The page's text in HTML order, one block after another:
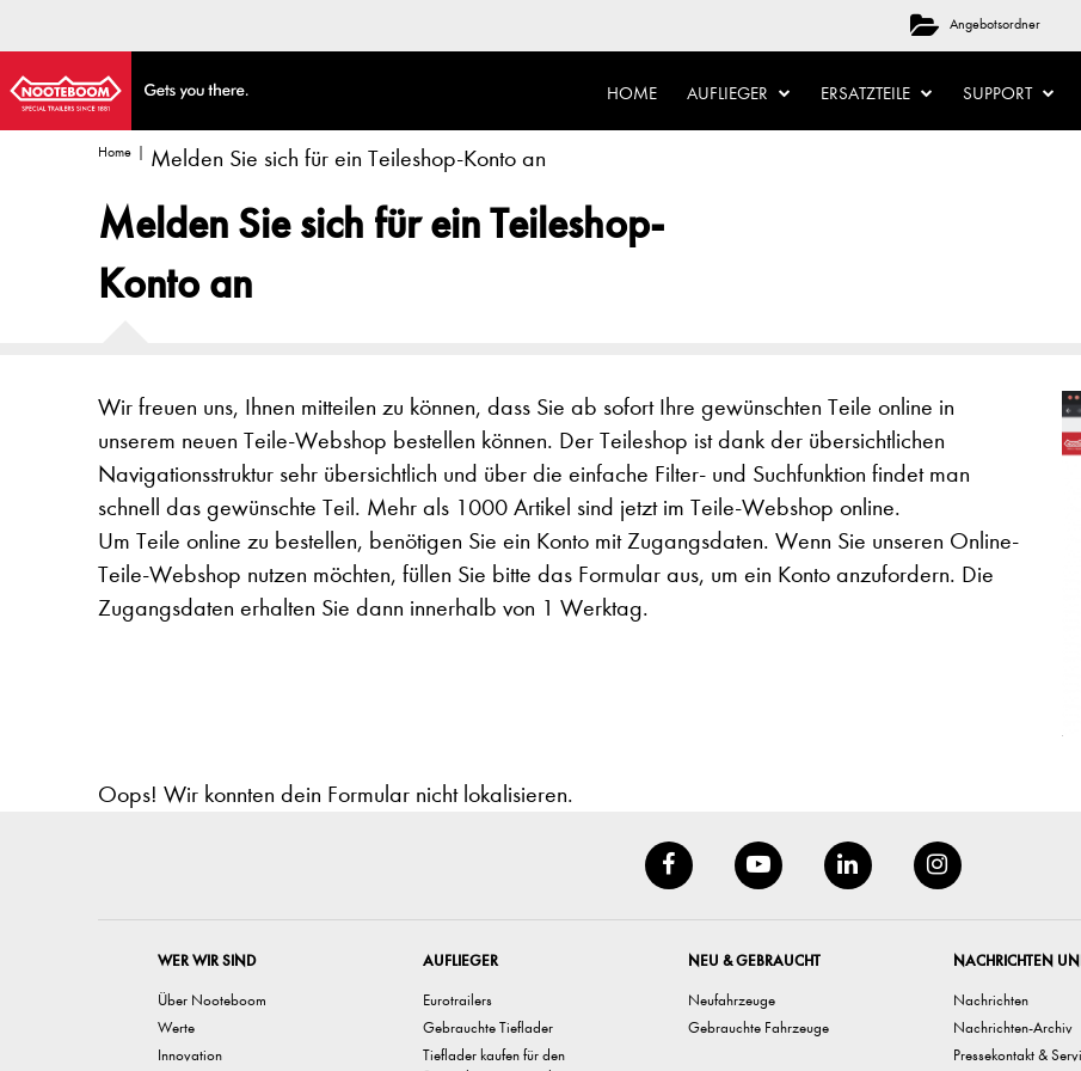
Angebotsordner
HOME AUFLIEGER ERSATZTEILE SUPPORT
Home Melden Sie sich für ein Teileshop-Konto an
Melden Sie sich für ein Teileshop-
Konto an
Wir freuen uns, Ihnen mitteilen zu können, dass Sie ab sofort Ihre gewünschten Teile online in
unserem neuen Teile-Webshop bestellen können. Der Teileshop ist dank der übersichtlichen
Navigationsstruktur sehr übersichtlich und über die einfache Filter- und Suchfunktion findet man
schnell das gewünschte Teil. Mehr als 1000 Artikel sind jetzt im Teile-Webshop online.
Um Teile online zu bestellen, benötigen Sie ein Konto mit Zugangsdaten. Wenn Sie unseren Online-
Teile-Webshop nutzen möchten, füllen Sie bitte das Formular aus, um ein Konto anzufordern. Die
Zugangsdaten erhalten Sie dann innerhalb von 1 Werktag.
Oops! Wir konnten dein Formular nicht lokalisieren.
WER WIR SIND
Über Nooteboom
Werte
Innovation
AUFLIEGER
Eurotrailers
Gebrauchte Tieflader
Tieflader kaufen für den
NEU & GEBRAUCHT
Neufahrzeuge
Gebrauchte Fahrzeuge
NACHRICHTEN
Nachrichten
Nachrichten-Archiv
Pressekontakt &